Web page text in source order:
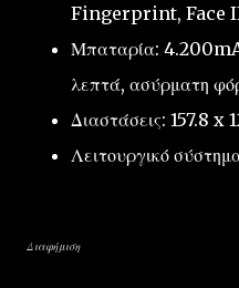
Fingerprint, Face
Μπαταρία:
λεπτά, ασύρματη
Διαστάσεις: 157.8
Λειτουργικό
Διαφήμιση